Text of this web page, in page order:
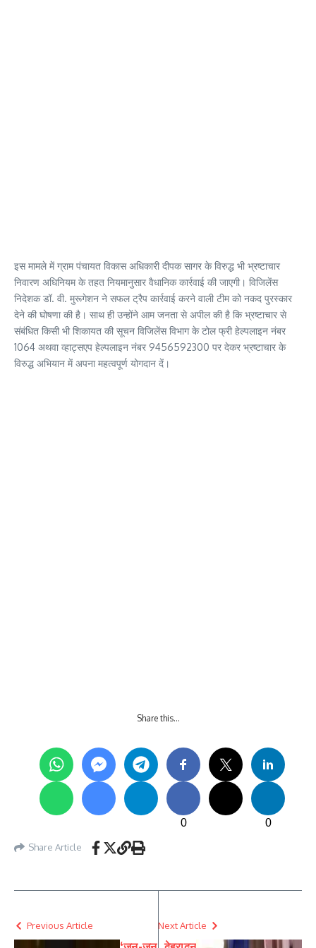
इस मामले में ग्राम पंचायत विकास अधिकारी दीपक सागर के विरुद्ध भी भ्रष्टाचार
निवारण अधिनियम के तहत नियमानुसार वैधानिक कार्रवाई की जाएगी। विजिलेंस
निदेशक डॉ. वी. मुरूगेशन ने सफल ट्रैप कार्रवाई करने वाली टीम को नकद पुरस्कार
देने की घोषणा की है। साथ ही उन्होंने आम जनता से अपील की है कि भ्रष्टाचार से
संबंधित किसी भी शिकायत की सूचन विजिलेंस विभाग के टोल फ्री हेल्पलाइन नंबर
1064 अथवा व्हाट्सएप हेल्पलाइन नंबर 9456592300 पर देकर भ्रष्टाचार के
विरुद्ध अभियान में अपना महत्वपूर्ण योगदान दें।
Share this…
0 0
Share Article
Previous Article Next Article